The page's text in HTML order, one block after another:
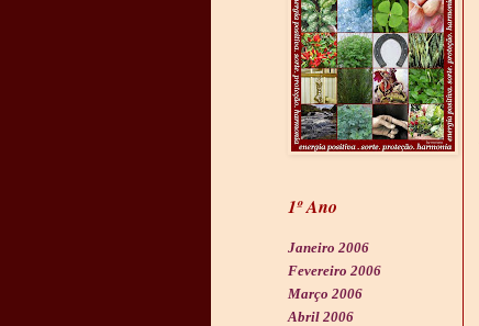
1º Ano
Janeiro 2006
Fevereiro 2006
Março 2006
Abril 2006